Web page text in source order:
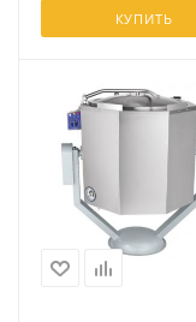
КУПИТЬ